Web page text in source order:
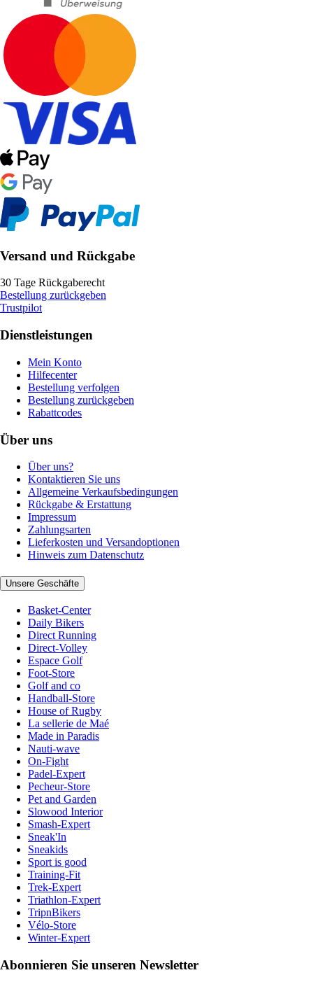
Versand und Rückgabe
30 Tage Rückgaberecht
Bestellung zurückgeben
Trustpilot
Dienstleistungen
Mein Konto
Hilfecenter
Bestellung verfolgen
Bestellung zurückgeben
Rabattcodes
Über uns
Über uns?
Kontaktieren Sie uns
Allgemeine Verkaufsbedingungen
Rückgabe & Erstattung
Impressum
Zahlungsarten
Lieferkosten und Versandoptionen
Hinweis zum Datenschutz
Unsere Geschäfte
Basket-Center
Daily Bikers
Direct Running
Direct-Volley
Espace Golf
Foot-Store
Golf and co
Handball-Store
House of Rugby
La sellerie de Maé
Made in Paradis
Nauti-wave
On-Fight
Padel-Expert
Pecheur-Store
Pet and Garden
Slowood Interior
Smash-Expert
Sneak'In
Sneakids
Sport is good
Training-Fit
Trek-Expert
Triathlon-Expert
TripnBikers
Vélo-Store
Winter-Expert
Abonnieren Sie unseren Newsletter